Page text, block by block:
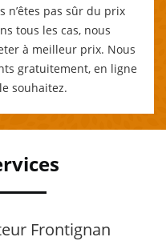
n’êtes pas sûr du prix
tous les cas, nous
à meilleur prix. Nous
gratuitement, en ligne
souhaitez.
Frontignan